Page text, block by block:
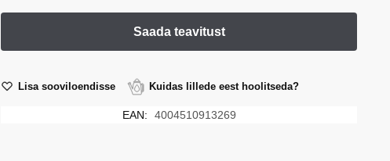
Lisa sooviloendisse Kuidas lillede eest hoolitseda?
EAN: 4004510913269